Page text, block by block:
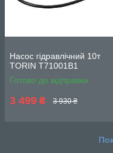
Насос гідравлічний 10т
TORIN T71001B1
Готово до відправки
3 499 ₴ 3 930 ₴